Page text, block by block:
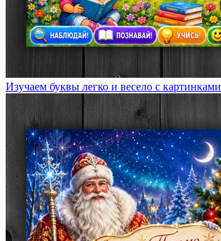
Изучаем буквы легко и весело с картинками